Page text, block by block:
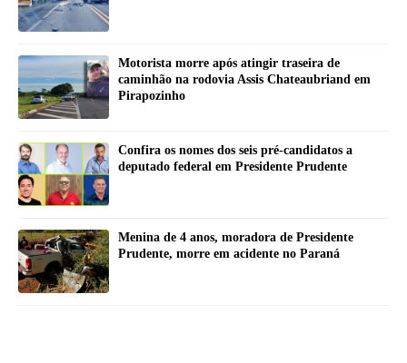
Motorista morre após atingir traseira de
caminhão na rodovia Assis Chateaubriand em
Pirapozinho
Confira os nomes dos seis pré-candidatos a
deputado federal em Presidente Prudente
Menina de 4 anos, moradora de Presidente
Prudente, morre em acidente no Paraná